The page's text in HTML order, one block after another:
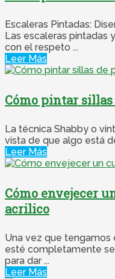
Escaleras Pintadas:
Las escaleras pintadas
con el respeto ...
Leer Más
Cómo pintar
La técnica Shabby o
vista de que algo está
Leer Más
Cómo envejecer
acrilico
Una vez que tengamos
esté completamente
para dar ...
Leer Más